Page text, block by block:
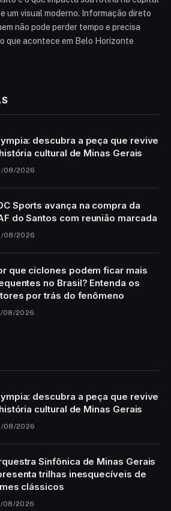
um visual moderno. Informação direto
não pode perder tempo e precisa
que acontece em Belo Horizonte
descubra a peça que revive
cultural de Minas Gerais
08/2026
Sports avança na compra da
do Santos com reunião marcada
08/2026
que ciclones podem ficar mais
no Brasil? Entenda os
por trás do fenômeno
08/2026
descubra a peça que revive
cultural de Minas Gerais
08/2026
Sinfônica de Minas Gerais
trilhas inesquecíveis de
clássicos
08/2026